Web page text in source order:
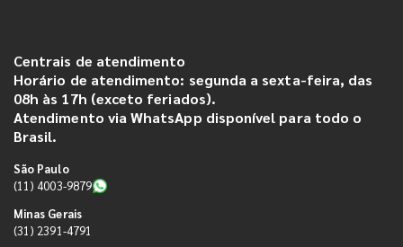
Centrais de atendimento
Horário de atendimento: segunda a sexta-feira, das
08h às 17h (exceto feriados).
Atendimento via WhatsApp disponível para todo o
Brasil.
São Paulo
(11) 4003-9879
Minas Gerais
(31) 2391-4791